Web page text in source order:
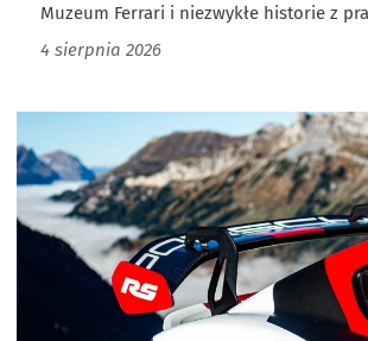
Muzeum Ferrari i niezwykłe historie z
4 sierpnia 2026